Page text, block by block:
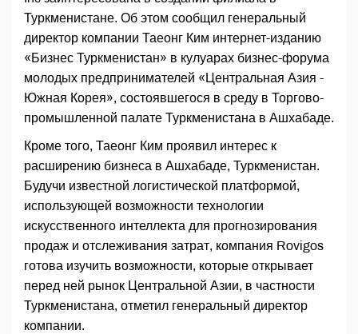
Туркменистане. Об этом сообщил генеральный
директор компании Таеонг Ким интернет-изданию
«Бизнес Туркменистан» в кулуарах бизнес-форума
молодых предпринимателей «Центральная Азия -
Южная Корея», состоявшегося в среду в Торгово-
промышленной палате Туркменистана в Ашхабаде.
Кроме того, Таеонг Ким проявил интерес к
расширению бизнеса в Ашхабаде, Туркменистан.
Будучи известной логистической платформой,
использующей возможности технологии
искусственного интеллекта для прогнозирования
продаж и отслеживания затрат, компания Rovigos
готова изучить возможности, которые открывает
перед ней рынок Центральной Азии, в частности
Туркменистана, отметил генеральный директор
компании.